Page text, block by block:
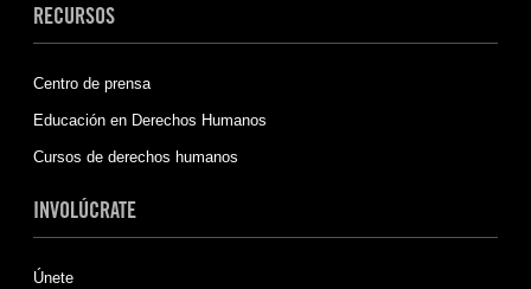
RECURSOS
Centro de prensa
Educación en Derechos Humanos
Cursos de derechos humanos
INVOLÚCRATE
Únete